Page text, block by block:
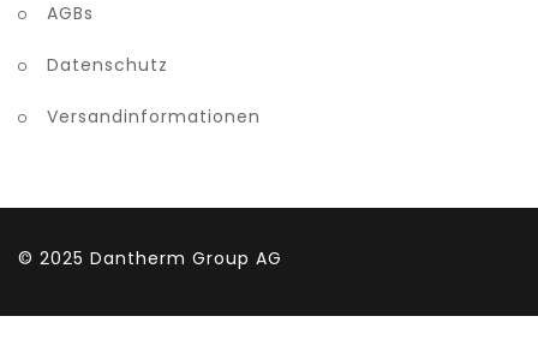
AGBs
Datenschutz
Versandinformationen
© 2025 Dantherm Group AG